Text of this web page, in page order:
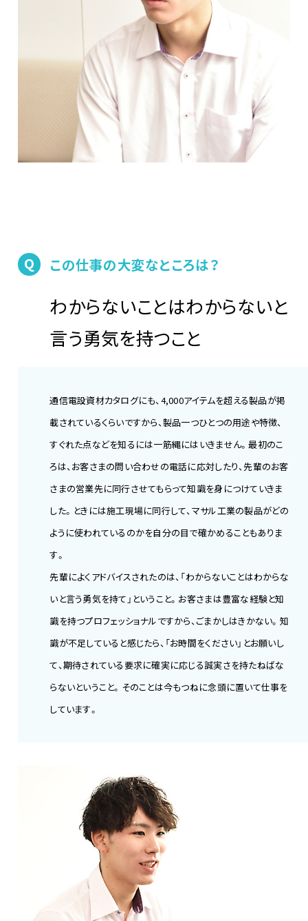
Q この仕事の大変なところは？
わからないことはわからないと
言う勇気を持つこと
通信電設資材カタログにも、4,000アイテムを超える製品が掲
載されているくらいですから、製品一つひとつの用途や特徴、
すぐれた点などを知るには一筋縄にはいきません。最初のこ
ろは、お客さまの問い合わせの電話に応対したり、先輩のお客
さまの営業先に同行させてもらって知識を身につけていきま
した。ときには施工現場に同行して、マサル工業の製品がどの
ように使われているのかを自分の目で確かめることもありま
す。
先輩によくアドバイスされたのは、「わからないことはわからな
いと言う勇気を持て」ということ。お客さまは豊富な経験と知
識を持つプロフェッショナルですから、ごまかしはきかない。知
識が不足していると感じたら、「お時間をください」とお願いし
て、期待されている要求に確実に応じる誠実さを持たねばな
らないということ。そのことは今もつねに念頭に置いて仕事を
しています。